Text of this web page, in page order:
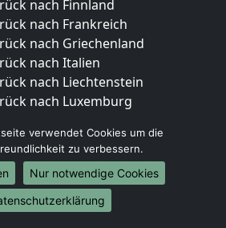
nach Finnland
nach Frankreich
nach Griechenland
nach Italien
nach Liechtenstein
nach Luxemburg
nach Norwegen
nach Berlin
nach Hamburg
verwendet Cookies um die
zu verbessern.
Nur notwendige Cookies